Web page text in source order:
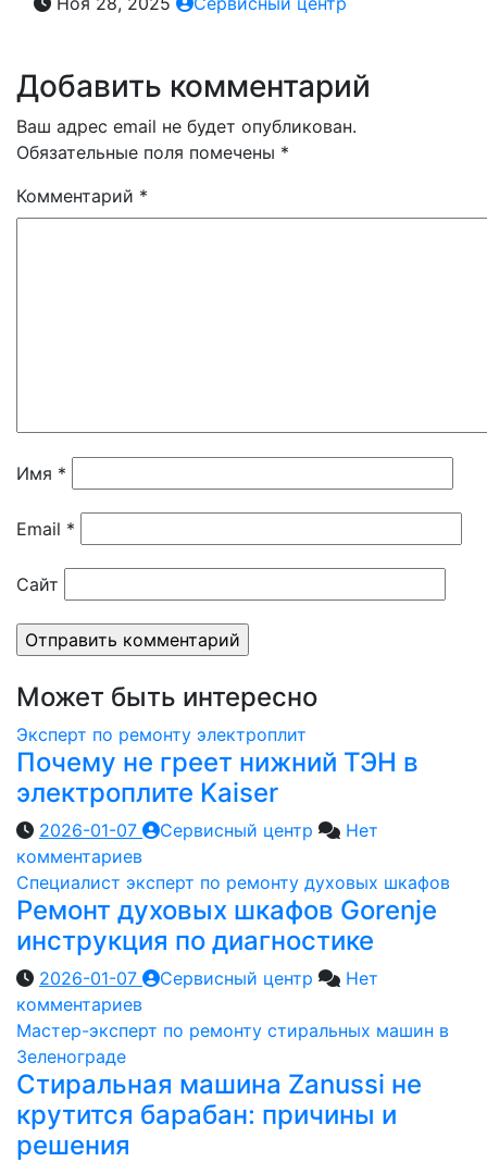
Добавить комментарий
Ваш адрес email не будет опубликован.
Обязательные поля помечены *
Комментарий *
Имя *
Email *
Сайт
Может быть интересно
Эксперт по ремонту электроплит
Почему не греет нижний ТЭН в
электроплите Kaiser
2026-01-07 Сервисный центр
Нет
комментариев
Специалист эксперт по ремонту духовых шкафов
Ремонт духовых шкафов Gorenje
инструкция по диагностике
2026-01-07 Сервисный центр
Нет
комментариев
Мастер-эксперт по ремонту стиральных машин в
Зеленограде
Стиральная машина Zanussi не
крутится барабан: причины и
решения